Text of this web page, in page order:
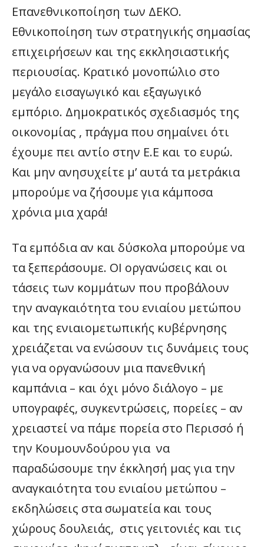
Επανεθνικοποίηση των ΔΕΚΟ.
Εθνικοποίηση των στρατηγικής σημασίας
επιχειρήσεων και της εκκλησιαστικής
περιουσίας. Κρατικό μονοπώλιο στο
μεγάλο εισαγωγικό και εξαγωγικό
εμπόριο. Δημοκρατικός σχεδιασμός της
οικονομίας , πράγμα που σημαίνει ότι
έχουμε πει αντίο στην Ε.Ε και το ευρώ.
Και μην ανησυχείτε μ’ αυτά τα μετράκια
μπορούμε να ζήσουμε για κάμποσα
χρόνια μια χαρά!
Τα εμπόδια αν και δύσκολα μπορούμε να
τα ξεπεράσουμε. ΟΙ οργανώσεις και οι
τάσεις των κομμάτων που προβάλουν
την αναγκαιότητα του ενιαίου μετώπου
και της ενιαιομετωπικής κυβέρνησης
χρειάζεται να ενώσουν τις δυνάμεις τους
για να οργανώσουν μια πανεθνική
καμπάνια – και όχι μόνο διάλογο – με
υπογραφές, συγκεντρώσεις, πορείες – αν
χρειαστεί να πάμε πορεία στο Περισσό ή
την Κουμουνδούρου για να
παραδώσουμε την έκκλησή μας για την
αναγκαιότητα του ενιαίου μετώπου –
εκδηλώσεις στα σωματεία και τους
χώρους δουλειάς, στις γειτονιές και τις